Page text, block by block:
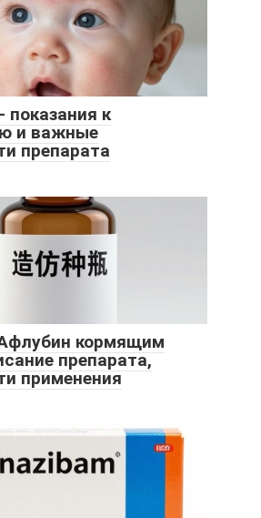
показания к
и важные
препарата
кормящим
препарата,
применения